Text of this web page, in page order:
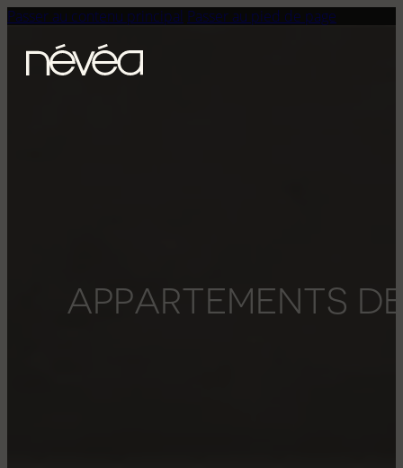
Passer au contenu principal Passer au pied de page
APPARTEMENTS D